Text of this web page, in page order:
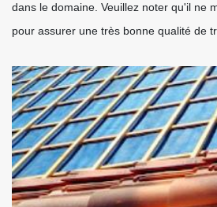
dans le domaine. Veuillez noter qu'il ne
pour assurer une très bonne qualité de